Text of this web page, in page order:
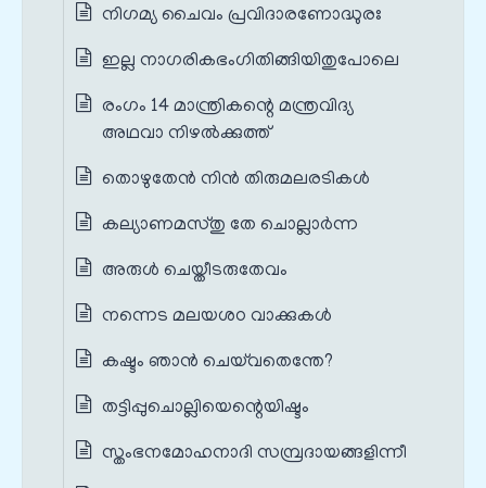
നിഗമ്യ ചൈവം പ്രവിദാരണോദ്ധുരഃ
ഇല്ല നാഗരികഭംഗിതിങ്ങിയിതുപോലെ
രംഗം 14 മാന്ത്രികന്റെ മന്ത്രവിദ്യ
അഥവാ നിഴൽക്കുത്ത്
തൊഴുതേൻ നിൻ തിരുമലരടികൾ
കല്യാണമസ്തു തേ ചൊല്ലാർന്ന
അരുൾ ചെയ്തീടരുതേവം
നന്നെട മലയശഠ വാക്കുകൾ
കഷ്ടം ഞാൻ ചെയ്‌വതെന്തേ?
തട്ടിപ്പുചൊല്ലിയെന്റെയിഷ്ടം
സ്തംഭനമോഹനാദി സമ്പ്രദായങ്ങളിന്നീ